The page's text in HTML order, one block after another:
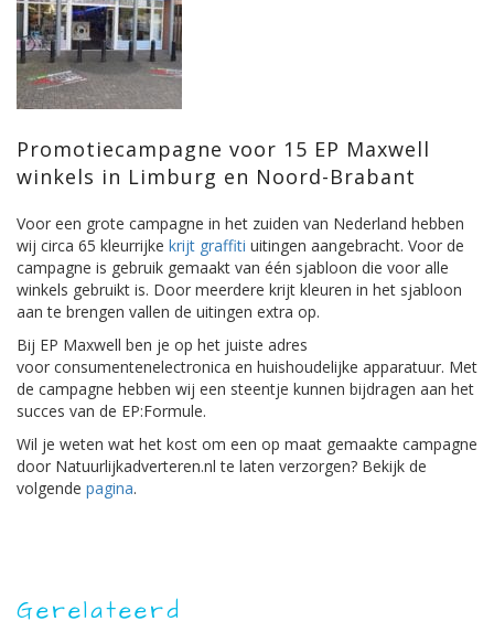
Promotiecampagne voor 15 EP Maxwell
winkels in Limburg en Noord-Brabant
Voor een grote campagne in het zuiden van Nederland hebben
wij circa 65 kleurrijke krijt graffiti uitingen aangebracht. Voor de
campagne is gebruik gemaakt van één sjabloon die voor alle
winkels gebruikt is. Door meerdere krijt kleuren in het sjabloon
aan te brengen vallen de uitingen extra op.
Bij EP Maxwell ben je op het juiste adres
voor consumentenelectronica en huishoudelijke apparatuur. Met
de campagne hebben wij een steentje kunnen bijdragen aan het
succes van de EP:Formule.
Wil je weten wat het kost om een op maat gemaakte campagne
door Natuurlijkadverteren.nl te laten verzorgen? Bekijk de
volgende pagina.
Gerelateerd